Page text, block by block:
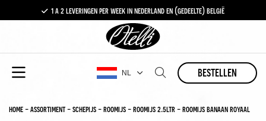
1 a 2 leveringen per week in nederland en (gedeelte) belgië
gratis levering vanaf €100,-
1 a 2 leveringen per week in nederland en (gedeelte) belgië
NL bestellen
home-assortiment-schepijs-roomijs-roomijs 2.5ltr-roomijs banaan royaal